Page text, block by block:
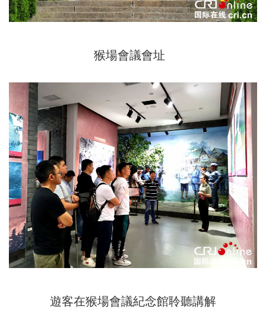
猴場會議會址
遊客在猴場會議紀念館聆聽講解